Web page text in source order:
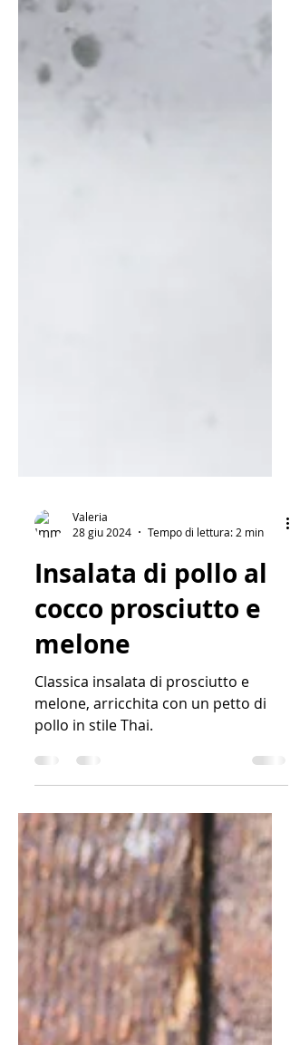
Valeria
28 giu 2024
Tempo di lettura: 2 min
Insalata di pollo al
cocco prosciutto e
melone
Classica insalata di prosciutto e
melone, arricchita con un petto di
pollo in stile Thai.